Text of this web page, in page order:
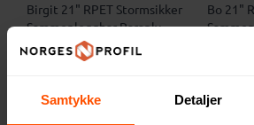
Samtykke Detaljer
Birgit 21" RPET Stormsikker
Sammenleggbar Paraply
208 NOKved 100 stk.
Bo 21"